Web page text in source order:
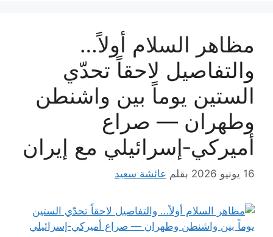
مظاهر السلام أولاً…
والتفاصيل لاحقاً تحدّي
الستين يوماً بين واشنطن
وطهران — صراع
أميركي‑إسرائيلي مع إيران
16 يونيو 2026 بقلم عائشة سعيد